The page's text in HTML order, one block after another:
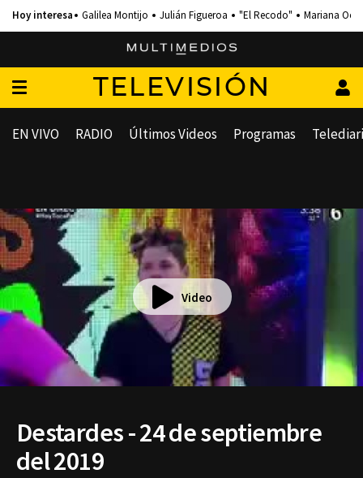
Galilea Montijo Julián Figueroa "El Recodo" Mariana
TELEVISIÓN
EN VIVO RADIO Últimos Videos Programas
Video
Destardes - 24 de septiembre
del 2019